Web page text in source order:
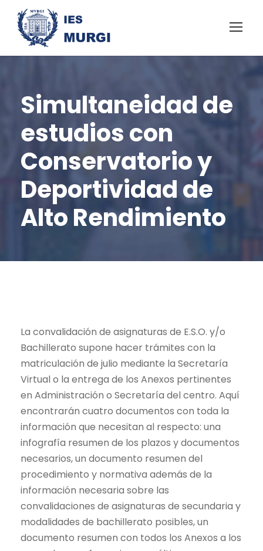
Simultaneidad de
estudios con
Conservatorio y
Deportividad de
Alto Rendimiento
La convalidación de asignaturas de E.S.O. y/o
Bachillerato supone hacer trámites con la
matriculación de julio mediante la Secretaría
Virtual o la entrega de los Anexos pertinentes
en Administración o Secretaría del centro. Aquí
encontrarán cuatro documentos con toda la
información que necesitan al respecto: una
infografía resumen de los plazos y documentos
necesarios, un documento resumen del
procedimiento y normativa además de la
información necesaria sobre las
convalidaciones de asignaturas de secundaria y
modalidades de bachillerato posibles, un
documento resumen con todos los Anexos a los